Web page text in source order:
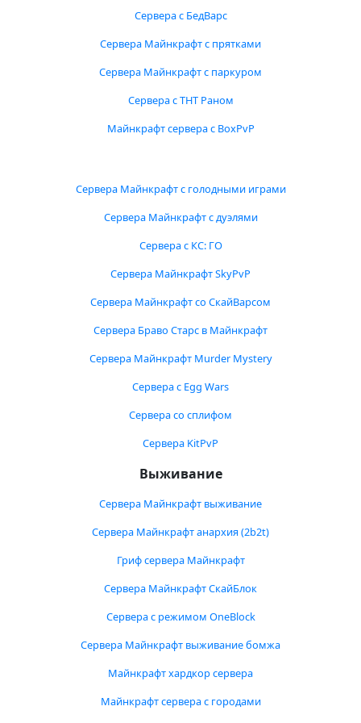
Сервера с БедВарс
Сервера Майнкрафт с прятками
Сервера Майнкрафт с паркуром
Сервера с ТНТ Раном
Майнкрафт сервера с BoxPvP
Сервера Майнкрафт с голодными играми
Сервера Майнкрафт с дуэлями
Сервера с КС: ГО
Сервера Майнкрафт SkyPvP
Сервера Майнкрафт со СкайВарсом
Сервера Браво Старс в Майнкрафт
Сервера Майнкрафт Murder Mystery
Сервера с Egg Wars
Сервера со сплифом
Сервера KitPvP
Выживание
Сервера Майнкрафт выживание
Сервера Майнкрафт анархия (2b2t)
Гриф сервера Майнкрафт
Сервера Майнкрафт СкайБлок
Сервера с режимом OneBlock
Сервера Майнкрафт выживание бомжа
Майнкрафт хардкор сервера
Майнкрафт сервера с городами